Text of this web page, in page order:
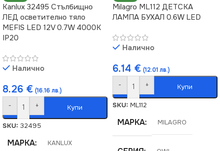
Kanlux 32495 Стълбищно
ЛЕД осветително тяло
MEFIS LED 12V 0.7W 4000K
IP20
Налично
8.26 € (16.16 лв.)
- + Купи
SKU: 32495
МАРКА KANLUX
Milagro ML112 ДЕТСКА
ЛАМПА БУХАЛ 0.6W LED
Налично
6.14 € (12.01 лв.)
- + Купи
SKU: ML112
МАРКА MILAGRO